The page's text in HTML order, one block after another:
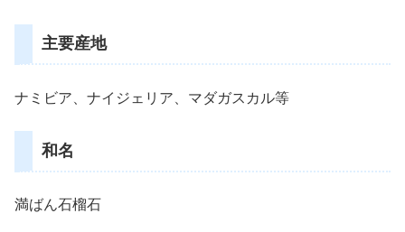
主要産地
ナミビア、ナイジェリア、マダガスカル等
和名
満ばん石榴石